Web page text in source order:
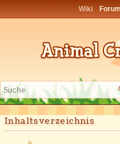
Wiki Forum
Inhaltsverzeichnis